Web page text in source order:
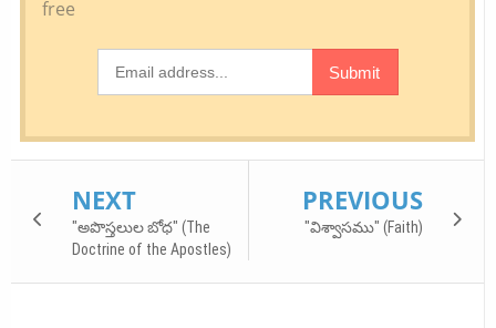
NEXT
"అపొస్తలుల బోధ" (The
Doctrine of the Apostles)
PREVIOUS
"విశ్వాసము" (Faith)